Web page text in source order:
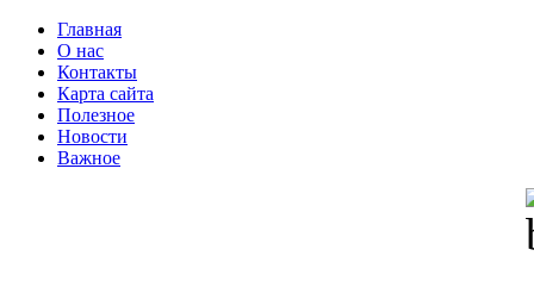
Главная
О нас
Контакты
Карта сайта
Полезное
Новости
Важное